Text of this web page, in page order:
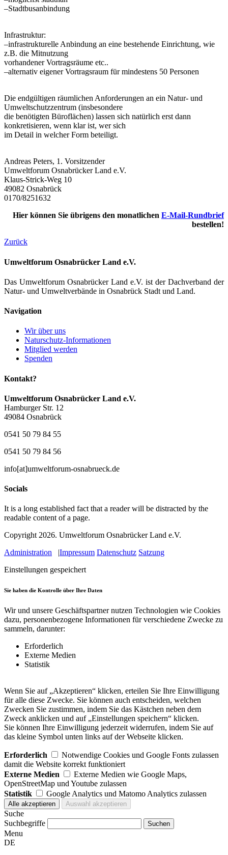
–Stadtbusanbindung
Infrastruktur:
–infrastrukturelle Anbindung an eine bestehende Einrichtung, wie
z.B. die Mitnutzung
vorhandener Vortragsräume etc..
–alternativ eigener Vortragsraum für mindestens 50 Personen
Die endgültigen räumlichen Anforderungen an ein Natur- und
Umweltschutzzentrum (insbesondere
die benötigten Büroflächen) lassen sich natürlich erst dann
konkretisieren, wenn klar ist, wer sich
im Detail in welcher Form beteiligt.
Andreas Peters, 1. Vorsitzender
Umweltforum Osnabrücker Land e.V.
Klaus-Strick-Weg 10
49082 Osnabrück
0170/8251632
Hier können Sie übrigens den monatlichen E-Mail-Rundbrief
bestellen!
Zurück
Umweltforum Osnabrücker Land e.V.
Das Umweltforum Osnabrücker Land e.V. ist der Dachverband der
Natur- und Umweltverbände in Osnabrück Stadt und Land.
Navigation
Wir über uns
Naturschutz-Informationen
Mitglied werden
Spenden
Kontakt?
Umweltforum Osnabrücker Land e.V.
Hamburger Str. 12
49084 Osnabrück
0541 50 79 84 55
0541 50 79 84 56
info[at]umweltforum-osnabrueck.de
Socials
It is a long established fact that a reader will be distracted by the
readable content of a page.
Copyright 2026. Umweltforum Osnabrücker Land e.V.
Administration |Impressum Datenschutz Satzung
Einstellungen gespeichert
Sie haben die Kontrolle über Ihre Daten
Wir und unsere Geschäftspartner nutzen Technologien wie Cookies
dazu, personenbezogene Informationen für verschiedene Zwecke zu
sammeln, darunter:
Erforderlich
Externe Medien
Statistik
Wenn Sie auf „Akzeptieren“ klicken, erteilen Sie Ihre Einwilligung
für alle diese Zwecke. Sie können auch entscheiden, welchen
Zwecken Sie zustimmen, indem Sie das Kästchen neben dem
Zweck anklicken und auf „Einstellungen speichern“ klicken.
Sie können Ihre Einwilligung jederzeit widerrufen, indem Sie auf
das kleine Symbol unten links auf der Webseite klicken.
Erforderlich
Notwendige Cookies und Google Fonts zulassen
damit die Website korrekt funktioniert
Externe Medien
Externe Medien wie Google Maps,
OpenStreetMap und Youtube zulassen
Statistik
Google Analytics und Matomo Analytics zulassen
Suche
Suchbegriffe
Menu
DE